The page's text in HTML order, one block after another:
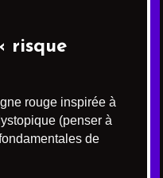
risque
rouge inspirée à
(penser à
de